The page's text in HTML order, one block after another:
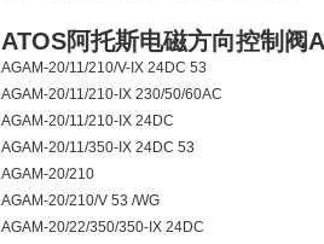
ATOS阿托斯电磁方向控制阀
AGAM-20/11/210/V-IX 24DC 53
AGAM-20/11/210-IX 230/50/60AC
AGAM-20/11/210-IX 24DC
AGAM-20/11/350-IX 24DC 53
AGAM-20/210
AGAM-20/210/V 53 /WG
AGAM-20/22/350/350-IX 24DC